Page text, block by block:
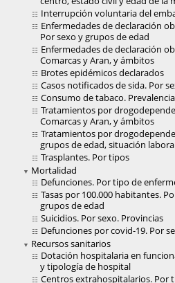
Interrupción voluntaria del
Enfermedades de declaración
Por sexo y grupos de edad
Enfermedades de declaración
Comarcas y Aran, y ámbitos
Brotes epidémicos declarados
Casos notificados de sida. Por
Consumo de tabaco.
Tratamientos por
Comarcas y Aran, y ámbitos
Tratamientos por
grupos de edad, situación
Trasplantes. Por tipos
Mortalidad
Defunciones. Por tipo de
Tasas por 100.000 habitantes.
grupos de edad
Suicidios. Por sexo. Provincias
Defunciones por covid-19. Por
Recursos sanitarios
Dotación hospitalaria en
y tipología de hospital
Centros extrahospitalarios. Por